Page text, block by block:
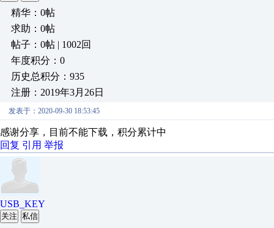
精华：0帖
求助：0帖
帖子：0帖 | 1002回
年度积分：0
历史总积分：935
注册：2019年3月26日
发表于：2020-09-30 18:53:45
感谢分享，目前不能下载，积分累计中
回复 引用 举报
USB_KEY
关注 私信